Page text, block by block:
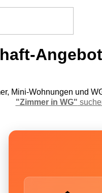
Mini-Wohnungen und
"Zimmer in WG"